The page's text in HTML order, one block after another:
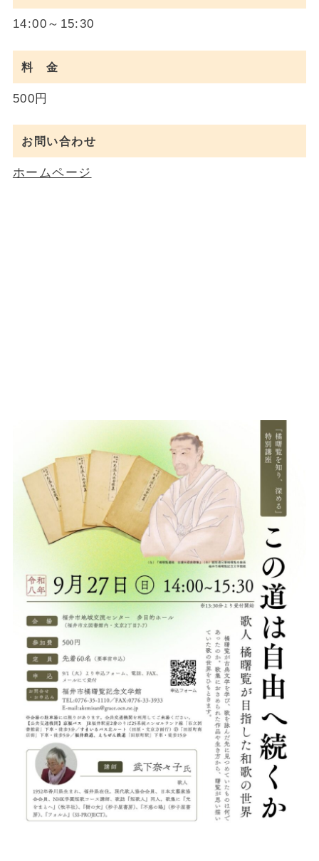
14:00～15:30
料 金
500円
お問い合わせ
ホームページ